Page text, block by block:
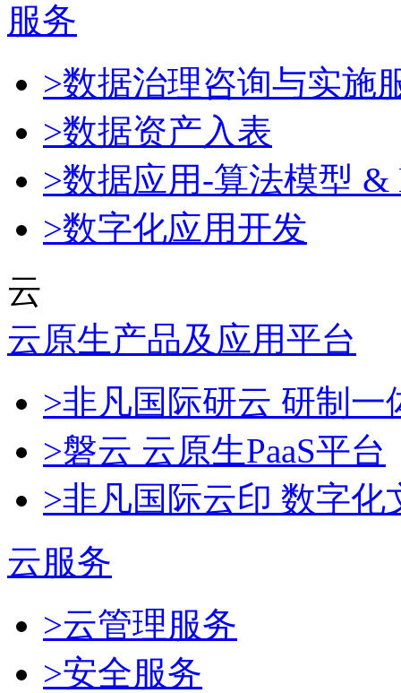
服务
>数据治理咨询与实施
>数据资产入表
>数据应用-算法模型 &
>数字化应用开发
云
云原生产品及应用平台
>非凡国际研云 研制
>磐云 云原生PaaS平台
>非凡国际云印 数字化
云服务
>云管理服务
>安全服务